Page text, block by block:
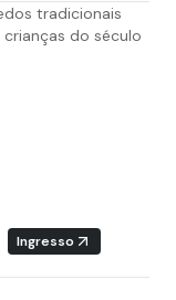
tradicionais
do século
Ingresso